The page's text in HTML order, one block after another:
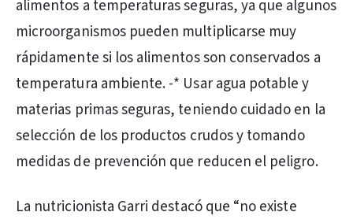
alimentos a temperaturas seguras, ya que algunos
microorganismos pueden multiplicarse muy
rápidamente si los alimentos son conservados a
temperatura ambiente. -* Usar agua potable y
materias primas seguras, teniendo cuidado en la
selección de los productos crudos y tomando
medidas de prevención que reducen el peligro.
La nutricionista Garri destacó que “no existe